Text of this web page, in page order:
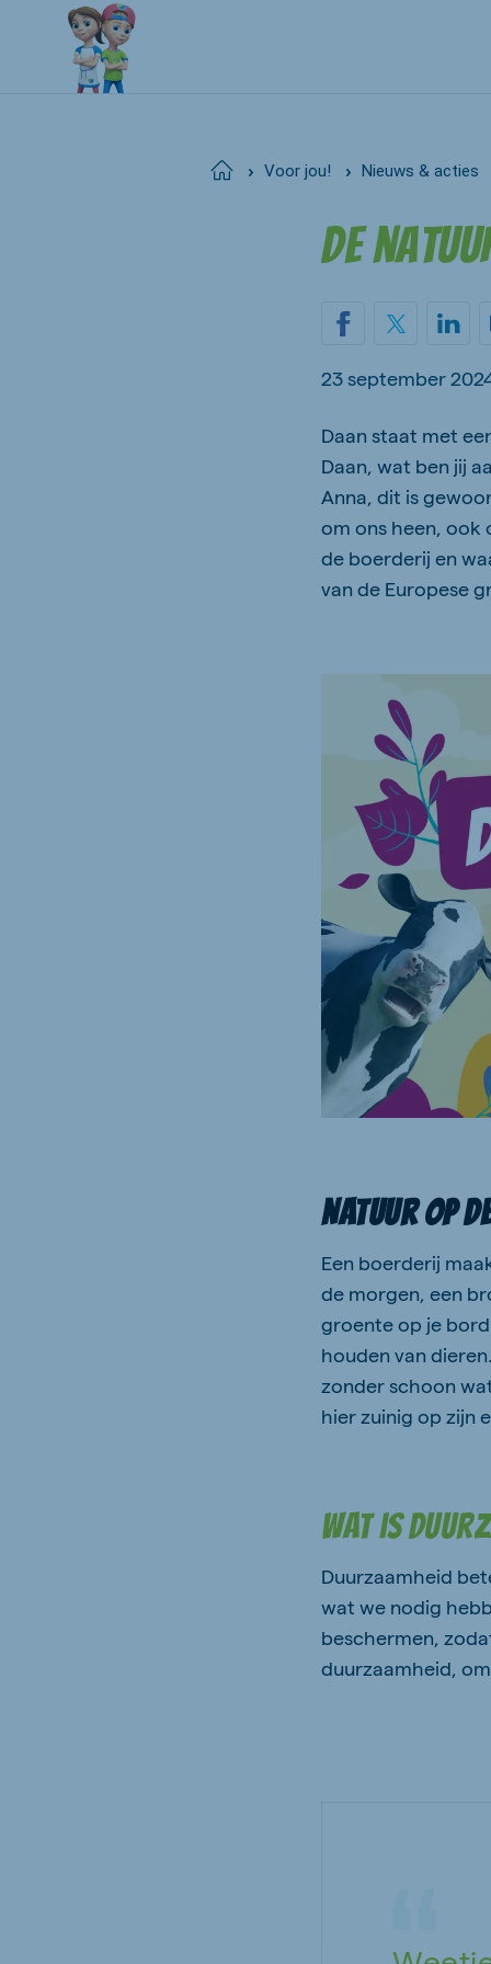
Home Voor jou! Nieuws & acties
De
23 september
Daan staat met
Daan, wat ben jij
Anna, dit is
om ons heen, ook
de boerderij en
van de Europese
Natuur op
Een boerderij
de morgen, een
groente op je
houden van
zonder schoon
hier zuinig op zijn
Wat is
Duurzaamheid
wat we nodig
beschermen,
duurzaamheid,